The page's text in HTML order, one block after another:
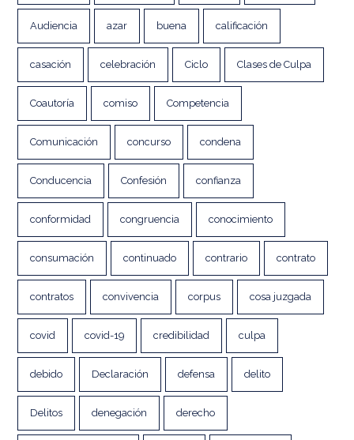
Audiencia azar buena calificación
casación celebración Ciclo Clases de Culpa
Coautoría comiso Competencia
Comunicación concurso condena
Conducencia Confesión confianza
conformidad congruencia conocimiento
consumación continuado contrario contrato
contratos convivencia corpus cosa juzgada
covid covid-19 credibilidad culpa
debido Declaración defensa delito
Delitos denegación derecho